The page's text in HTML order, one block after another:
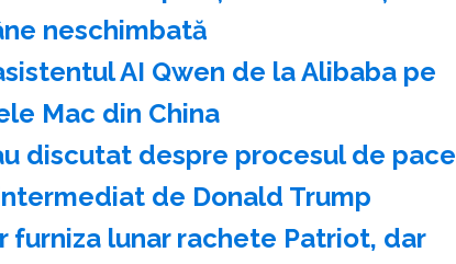
neschimbată
AI Qwen de la Alibaba pe
Mac din China
discutat despre procesul de pace
de Donald Trump
furniza lunar rachete Patriot, dar